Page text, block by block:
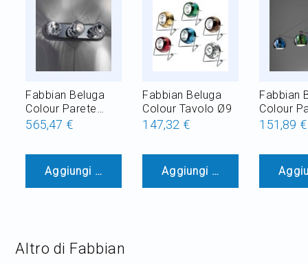
Fabbian Beluga
Colour Parete
Soffitto 3L Ø9
565,47 €
Aggiungi al Carrello
Fabbian Beluga
Colour Tavolo Ø9
147,32 €
Aggiungi al Carrello
Fabbian
Colour
Soffitto
151,89 €
Altro di Fabbian